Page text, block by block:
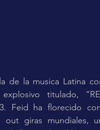
de la musica Latina
explosivo titulado,
Feid ha florecido
giras mundiales,